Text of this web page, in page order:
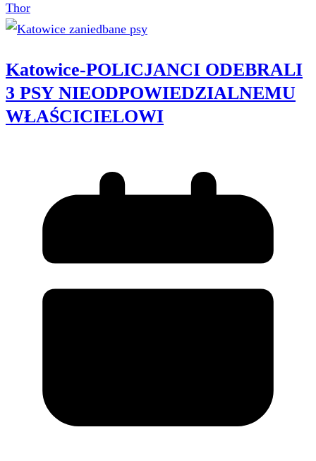
Thor
Katowice-POLICJANCI ODEBRALI
3 PSY NIEODPOWIEDZIALNEMU
WŁAŚCICIELOWI